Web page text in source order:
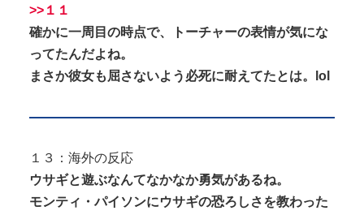
>>１１
確かに一周目の時点で、トーチャーの表情が気にな
ってたんだよね。
まさか彼女も屈さないよう必死に耐えてたとは。lol
１３：海外の反応
ウサギと遊ぶなんてなかなか勇気があるね。
モンティ・パイソンにウサギの恐ろしさを教わった